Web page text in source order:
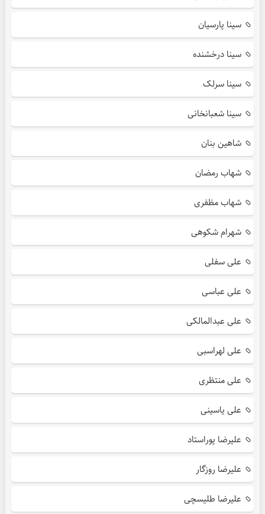
سینا پارسیان
سینا درخشنده
سینا سرلک
سینا شعبانخانی
شاهین بنان
شهاب رمضان
شهاب مظفری
شهرام شکوهی
علی سفلی
علی عباسی
علی عبدالمالکی
علی لهراسبی
علی منتظری
علی یاسینی
علیرضا پوراستاد
علیرضا روزگار
علیرضا طلیسچی